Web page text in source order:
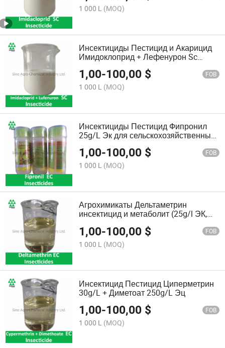
1 000 L (MOQ)
Инсектициды Пестицид и Акарицид
Имидоклоприд + Лефенурон Sc
(350g/l+50g/l, 350g/l+55g/l)
1,00-100,00 $ FOB
1 000 L (MOQ)
Инсектициды Пестицид Фипронил
25g/L Эк для сельскохозяйственных
химикатов по лучшей цене
1,00-100,00 $ FOB
1 000 L (MOQ)
Агрохимикаты Дельтаметрин
инсектицид и метаболит (25g/l ЭК,
1,00-100,00 $ FOB
1 000 L (MOQ)
Инсектицид Пестицид Циперметрин
30g/L + Диметоат 250g/L Эц
1,00-100,00 $ FOB
1 000 L (MOQ)